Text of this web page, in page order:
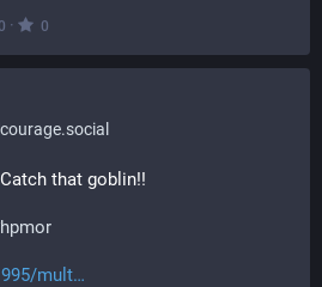
· 0
that goblin!!
hpmor
mult